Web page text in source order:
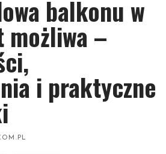
balkonu w
–
i praktyczne